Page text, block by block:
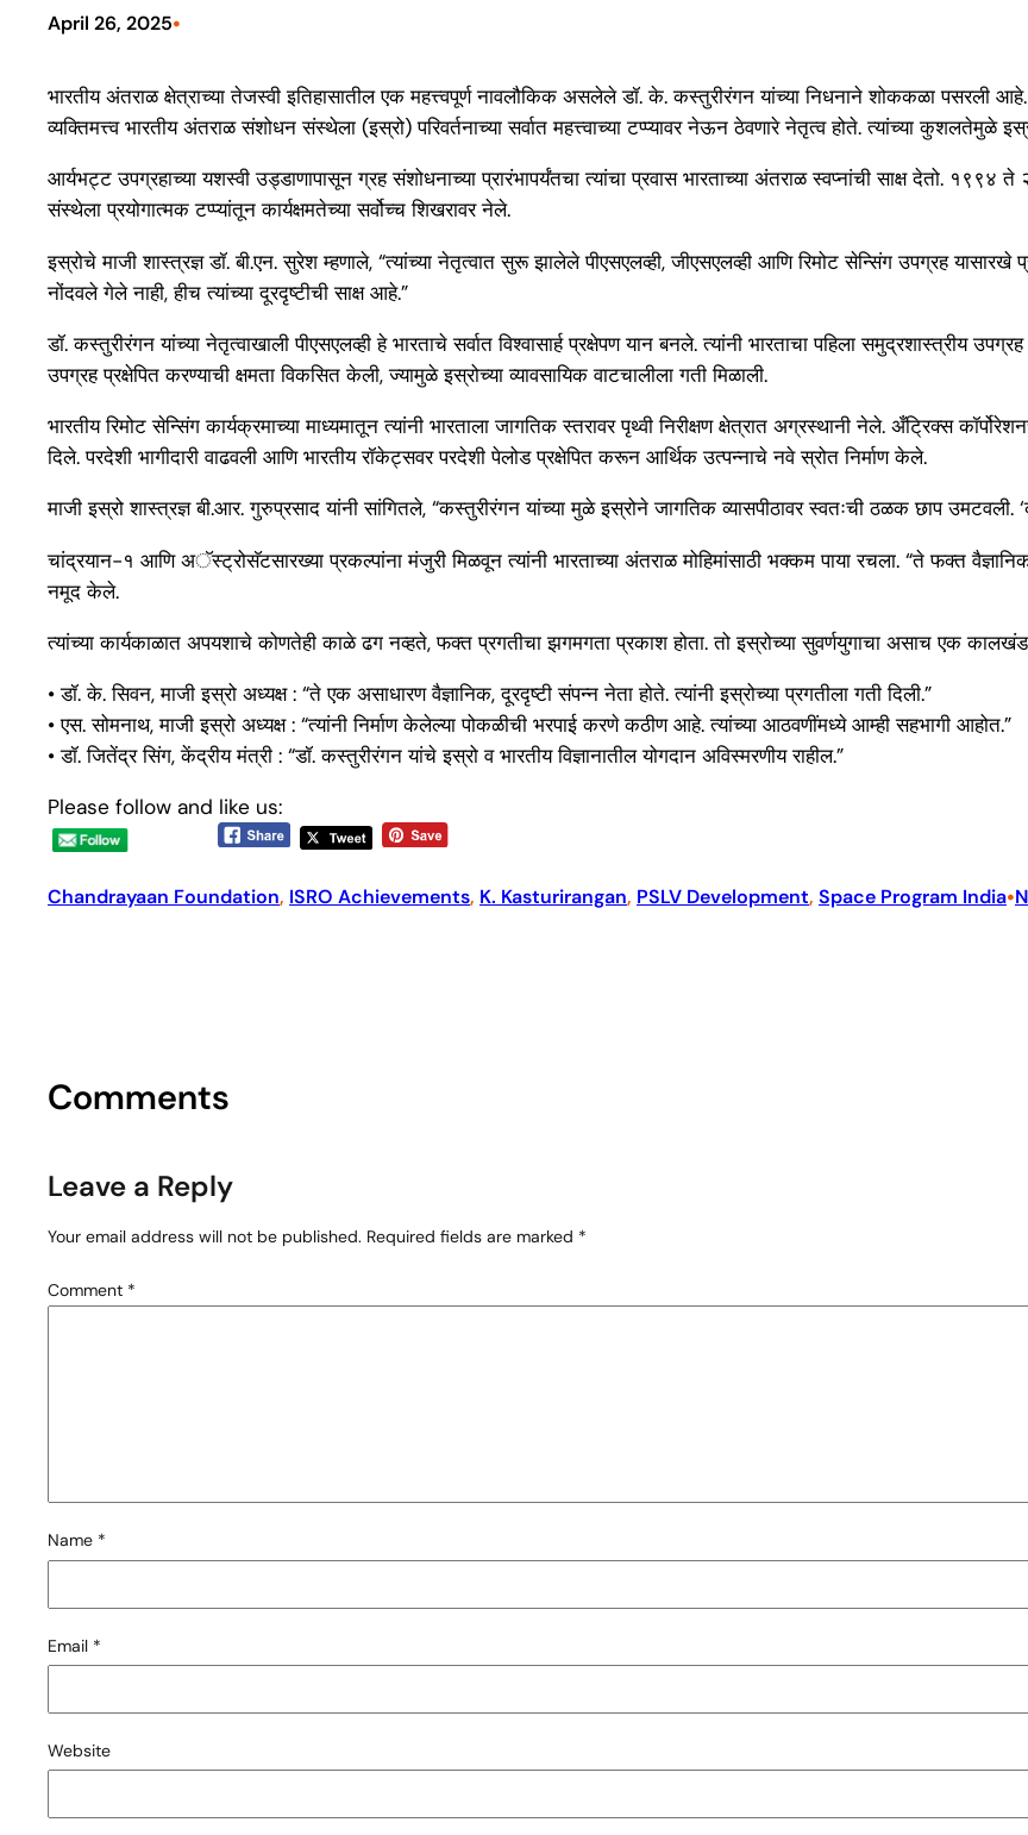
April 26, 2025•
भारतीय अंतराळ क्षेत्राच्या तेजस्वी इतिहासातील एक महत्त्वपूर्ण नावलौकिक असलेले डॉ. के. कस्तुरीरंगन यांच्या निधनाने शोककळा पसरली
व्यक्तिमत्त्व भारतीय अंतराळ संशोधन संस्थेला (इस्रो) परिवर्तनाच्या सर्वात महत्त्वाच्या टप्प्यावर नेऊन ठेवणारे नेतृत्व होते. त्यांच्या कुशलतेमुळे
आर्यभट्ट उपग्रहाच्या यशस्वी उड्डाणापासून ग्रह संशोधनाच्या प्रारंभापर्यंतचा त्यांचा प्रवास भारताच्या अंतराळ स्वप्नांची साक्ष देतो. १९९४
संस्थेला प्रयोगात्मक टप्प्यांतून कार्यक्षमतेच्या सर्वोच्च शिखरावर नेले.
इस्रोचे माजी शास्त्रज्ञ डॉ. बी.एन. सुरेश म्हणाले, “त्यांच्या नेतृत्वात सुरू झालेले पीएसएलव्ही, जीएसएलव्ही आणि रिमोट सेन्सिंग उपग्रह
नोंदवले गेले नाही, हीच त्यांच्या दूरदृष्टीची साक्ष आहे.”
डॉ. कस्तुरीरंगन यांच्या नेतृत्वाखाली पीएसएलव्ही हे भारताचे सर्वात विश्वासार्ह प्रक्षेपण यान बनले. त्यांनी भारताचा पहिला समुद्रशास्त्रीय
उपग्रह प्रक्षेपित करण्याची क्षमता विकसित केली, ज्यामुळे इस्रोच्या व्यावसायिक वाटचालीला गती मिळाली.
भारतीय रिमोट सेन्सिंग कार्यक्रमाच्या माध्यमातून त्यांनी भारताला जागतिक स्तरावर पृथ्वी निरीक्षण क्षेत्रात अग्रस्थानी नेले. अँट्रिक्स
दिले. परदेशी भागीदारी वाढवली आणि भारतीय रॉकेट्सवर परदेशी पेलोड प्रक्षेपित करून आर्थिक उत्पन्नाचे नवे स्रोत निर्माण केले.
माजी इस्रो शास्त्रज्ञ बी.आर. गुरुप्रसाद यांनी सांगितले, “कस्तुरीरंगन यांच्या मुळे इस्रोने जागतिक व्यासपीठावर स्वतःची ठळक छाप
चांद्रयान-१ आणि अॅस्ट्रोसॅटसारख्या प्रकल्पांना मंजुरी मिळवून त्यांनी भारताच्या अंतराळ मोहिमांसाठी भक्कम पाया रचला. “ते फक्त
नमूद केले.
त्यांच्या कार्यकाळात अपयशाचे कोणतेही काळे ढग नव्हते, फक्त प्रगतीचा झगमगता प्रकाश होता. तो इस्रोच्या सुवर्णयुगाचा असाच एक कालखंड
• डॉ. के. सिवन, माजी इस्रो अध्यक्ष : “ते एक असाधारण वैज्ञानिक, दूरदृष्टी संपन्न नेता होते. त्यांनी इस्रोच्या प्रगतीला गती दिली.”
• एस. सोमनाथ, माजी इस्रो अध्यक्ष : “त्यांनी निर्माण केलेल्या पोकळीची भरपाई करणे कठीण आहे. त्यांच्या आठवणींमध्ये आम्ही सहभागी आहोत.”
• डॉ. जितेंद्र सिंग, केंद्रीय मंत्री : “डॉ. कस्तुरीरंगन यांचे इस्रो व भारतीय विज्ञानातील योगदान अविस्मरणीय राहील.”
Please follow and like us:
Chandrayaan Foundation, ISRO Achievements, K. Kasturirangan, PSLV Development, Space Program India•
Comments
Leave a Reply
Your email address will not be published. Required fields are marked *
Comment *
Name *
Email *
Website